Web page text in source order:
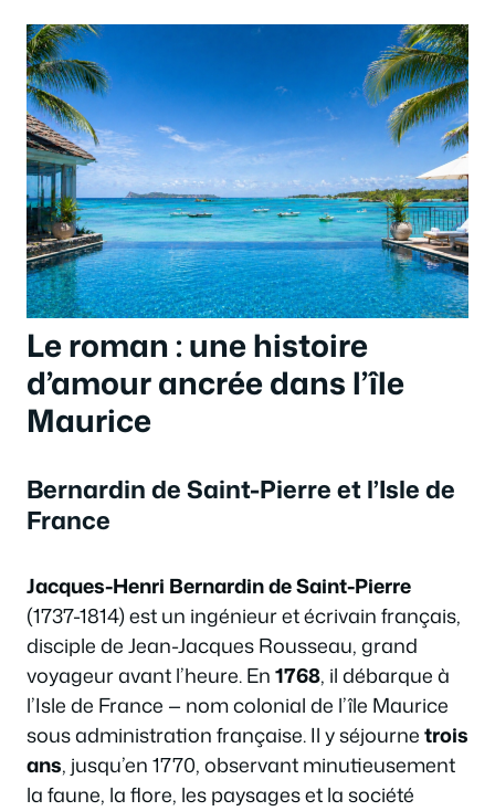
Le roman : une histoire
d’amour ancrée dans l’île
Maurice
Bernardin de Saint-Pierre et l’Isle de
France
Jacques-Henri Bernardin de Saint-Pierre
(1737-1814) est un ingénieur et écrivain français,
disciple de Jean-Jacques Rousseau, grand
voyageur avant l’heure. En1768, il débarque à
l’Isle de France — nom colonial de l’île Maurice
sous administration française. Il y séjournetrois
ans, jusqu’en 1770, observant minutieusement
la faune, la flore, les paysages et la société